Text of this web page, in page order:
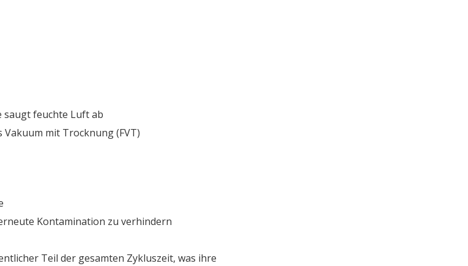
saugt feuchte Luft ab
mit Trocknung (FVT)
Kontamination zu verhindern
Teil der gesamten Zykluszeit, was ihre